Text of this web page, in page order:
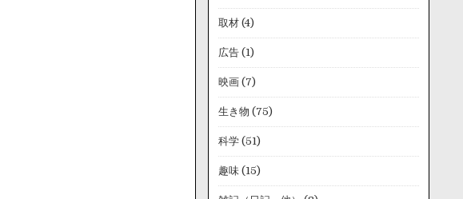
取材(4)
広告(1)
映画(7)
生き物 (75)
科学(51)
趣味(15)